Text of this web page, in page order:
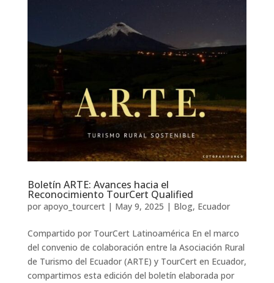
Boletín ARTE: Avances hacia el
Reconocimiento TourCert Qualified
por apoyo_tourcert| May 9, 2025 | Blog, Ecuador
Compartido por TourCert Latinoamérica En el marco
del convenio de colaboración entre la Asociación Rural
de Turismo del Ecuador (ARTE) y TourCert en Ecuador,
compartimos esta edición del boletín elaborada por